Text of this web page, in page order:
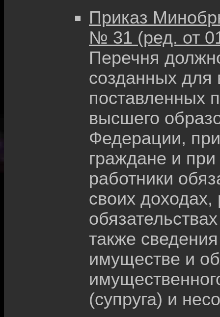
Приказ
№ 31 (ред. от
Перечня
созданных для
поставленных
высшего
Федерации,
граждане и
работники
своих
также
имуществе и
(супруга) и